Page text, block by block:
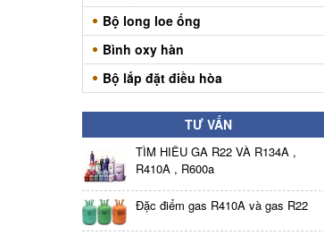
Bộ long loe ống
Bình oxy hàn
Bộ lắp đặt điều hòa
TƯ VẤN
TÌM HIỂU GA R22 VÀ R134A ,
R410A , R600a
Đặc điểm gas R410A và gas R22